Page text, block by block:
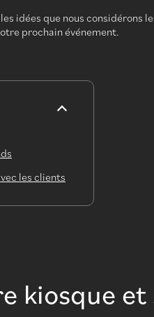
idées que nous considérons
prochain événement.
les clients
kiosque et